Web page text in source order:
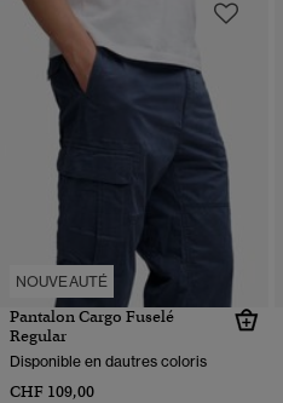
NOUVEAUTÉ
Pantalon Cargo Fuselé
Regular
Disponible en dautres coloris
CHF 109,00